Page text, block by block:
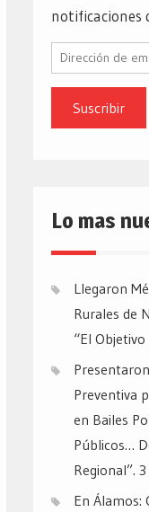
notificaciones
Dirección
email
Lo mas
Llegaron
Rurales de
“El Objetivo
Preventiva
en Bailes
Públicos…
Regional”.
En Álamos: